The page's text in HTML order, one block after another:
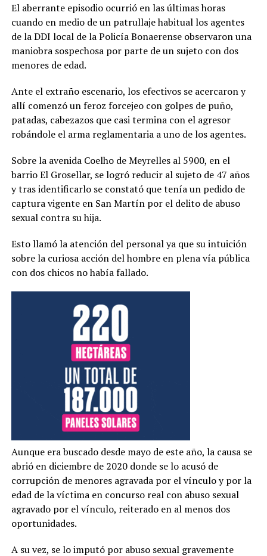
El aberrante episodio ocurrió en las últimas horas
cuando en medio de un patrullaje habitual los agentes
de la DDI local de la Policía Bonaerense observaron una
maniobra sospechosa por parte de un sujeto con dos
menores de edad.
Ante el extraño escenario, los efectivos se acercaron y
allí comenzó un feroz forcejeo con golpes de puño,
patadas, cabezazos que casi termina con el agresor
robándole el arma reglamentaria a uno de los agentes.
Sobre la avenida Coelho de Meyrelles al 5900, en el
barrio El Grosellar, se logró reducir al sujeto de 47 años
y tras identificarlo se constató que tenía un pedido de
captura vigente en San Martín por el delito de abuso
sexual contra su hija.
Esto llamó la atención del personal ya que su intuición
sobre la curiosa acción del hombre en plena vía pública
con dos chicos no había fallado.
Aunque era buscado desde mayo de este año, la causa se
abrió en diciembre de 2020 donde se lo acusó de
corrupción de menores agravada por el vínculo y por la
edad de la víctima en concurso real con abuso sexual
agravado por el vínculo, reiterado en al menos dos
oportunidades.
A su vez, se lo imputó por abuso sexual gravemente